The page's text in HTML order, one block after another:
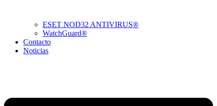
ESET NOD32 ANTIVIRUS®
WatchGuard®
Contacto
Noticias